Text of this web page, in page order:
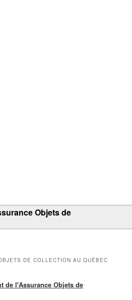
Objets de
DE COLLECTION AU QUÉBEC
de l'Assurance Objets de